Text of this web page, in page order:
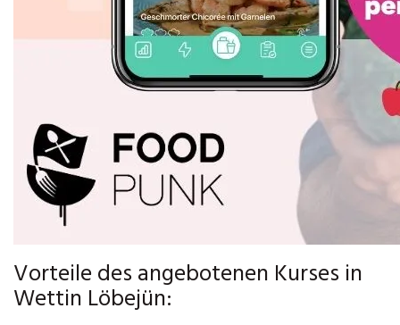
Vorteile des angebotenen Kurses in
Wettin Löbejün: